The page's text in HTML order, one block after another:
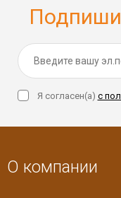
Я согласен(a) с
О компании